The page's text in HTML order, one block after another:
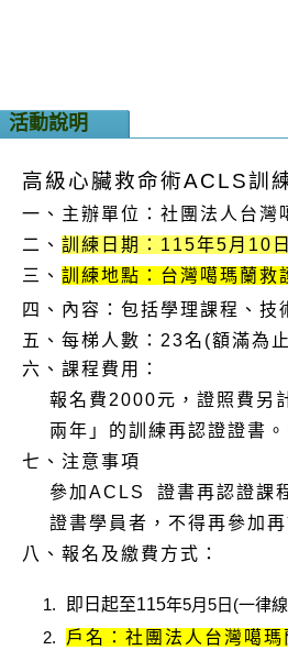
活動說明
高級心臟救命術ACLS訓
一、主辦單位： 社團法人台灣
二、 訓練日期：115年5月10日
三、 訓練地點：台灣噶瑪蘭
四、 內容： 包括學理課程 、 技
五 、每梯人數：23名(額滿為
六、 課程費用：
報名費2000元，證照費另
兩年」的訓練再認證證書
七、 注意事項
參加ACLS 證書再認證課
證書學員者，不得再參加再
八、報名及繳費方式：
即日起至115年5月5日(一律
戶名：社團法人台灣噶